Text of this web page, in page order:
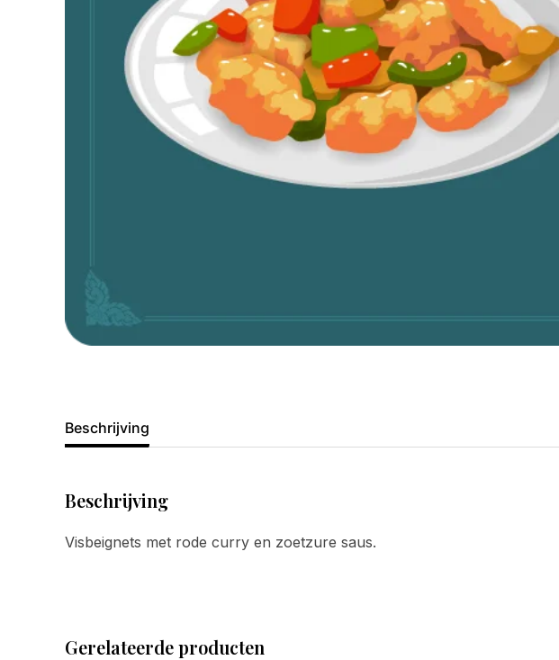
Beschrijving
Beschrijving
Visbeignets met rode curry en zoetzure saus.
Gerelateerde producten